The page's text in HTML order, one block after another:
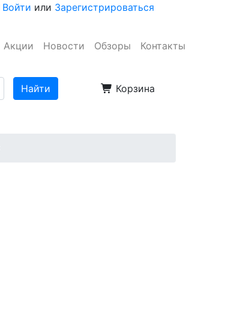
Войти или Зарегистрироваться
Акции Новости Обзоры Контакты
Корзина